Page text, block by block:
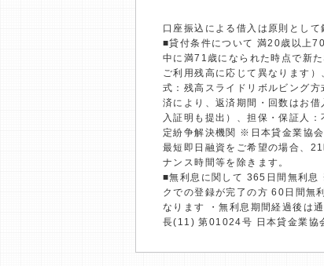
口座振込による借入は原則として
■貸付条件について 満20歳以上
中に満71歳になられた時点で新
ご利用残高に応じて異なります
式：残高スライドリボルビング
済により、返済期間・回数はお
入証明も提出）、担保・保証人
定紛争解決機関 ※日本貸金業協
最短即日融資をご希望の場合、
ナンス時間等を除きます。
■無利息に関して 365日間無利
クでの登録が完了の方 60日間無
なります ・無利息期間経過後は
長(11) 第01024号 日本貸金業協